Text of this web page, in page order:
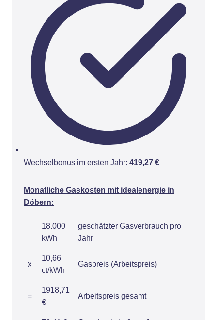
Wechselbonus im ersten Jahr: 419,27 €
Monatliche Gaskosten mit idealenergie in
Döbern:
18.000
kWh
geschätzter Gasverbrauch pro
Jahr
x
10,66
ct/kWh
Gaspreis (Arbeitspreis)
=
1918,71
€
Arbeitspreis gesamt